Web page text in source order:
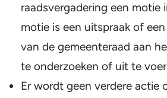
raadsvergadering een motie
motie is een uitspraak of
van de gemeenteraad aan
te onderzoeken of uit te
Er wordt geen verdere actie